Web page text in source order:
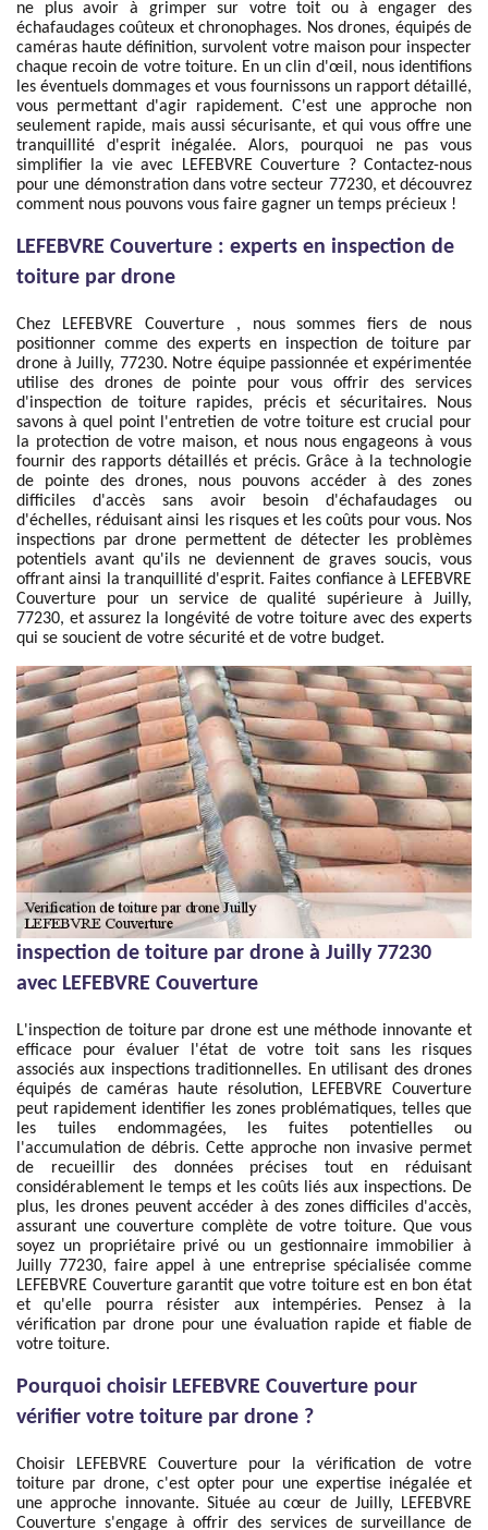
ne plus avoir à grimper sur votre toit ou à engager des
échafaudages coûteux et chronophages. Nos drones, équipés de
caméras haute définition, survolent votre maison pour inspecter
chaque recoin de votre toiture. En un clin d'œil, nous identifions
les éventuels dommages et vous fournissons un rapport détaillé,
vous permettant d'agir rapidement. C'est une approche non
seulement rapide, mais aussi sécurisante, et qui vous offre une
tranquillité d'esprit inégalée. Alors, pourquoi ne pas vous
simplifier la vie avec LEFEBVRE Couverture ? Contactez-nous
pour une démonstration dans votre secteur 77230, et découvrez
comment nous pouvons vous faire gagner un temps précieux !
LEFEBVRE Couverture : experts en inspection de
toiture par drone
Chez LEFEBVRE Couverture , nous sommes fiers de nous
positionner comme des experts en inspection de toiture par
drone à Juilly, 77230. Notre équipe passionnée et expérimentée
utilise des drones de pointe pour vous offrir des services
d'inspection de toiture rapides, précis et sécuritaires. Nous
savons à quel point l'entretien de votre toiture est crucial pour
la protection de votre maison, et nous nous engageons à vous
fournir des rapports détaillés et précis. Grâce à la technologie
de pointe des drones, nous pouvons accéder à des zones
difficiles d'accès sans avoir besoin d'échafaudages ou
d'échelles, réduisant ainsi les risques et les coûts pour vous. Nos
inspections par drone permettent de détecter les problèmes
potentiels avant qu'ils ne deviennent de graves soucis, vous
offrant ainsi la tranquillité d'esprit. Faites confiance à LEFEBVRE
Couverture pour un service de qualité supérieure à Juilly,
77230, et assurez la longévité de votre toiture avec des experts
qui se soucient de votre sécurité et de votre budget.
inspection de toiture par drone à Juilly 77230
avec LEFEBVRE Couverture
L'inspection de toiture par drone est une méthode innovante et
efficace pour évaluer l'état de votre toit sans les risques
associés aux inspections traditionnelles. En utilisant des drones
équipés de caméras haute résolution, LEFEBVRE Couverture
peut rapidement identifier les zones problématiques, telles que
les tuiles endommagées, les fuites potentielles ou
l'accumulation de débris. Cette approche non invasive permet
de recueillir des données précises tout en réduisant
considérablement le temps et les coûts liés aux inspections. De
plus, les drones peuvent accéder à des zones difficiles d'accès,
assurant une couverture complète de votre toiture. Que vous
soyez un propriétaire privé ou un gestionnaire immobilier à
Juilly 77230, faire appel à une entreprise spécialisée comme
LEFEBVRE Couverture garantit que votre toiture est en bon état
et qu'elle pourra résister aux intempéries. Pensez à la
vérification par drone pour une évaluation rapide et fiable de
votre toiture.
Pourquoi choisir LEFEBVRE Couverture pour
vérifier votre toiture par drone ?
Choisir LEFEBVRE Couverture pour la vérification de votre
toiture par drone, c'est opter pour une expertise inégalée et
une approche innovante. Située au cœur de Juilly, LEFEBVRE
Couverture s'engage à offrir des services de surveillance de